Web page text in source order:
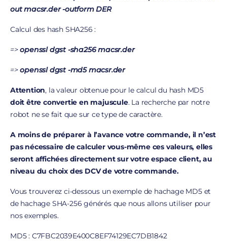
out macsr.der -outform DER
Calcul des hash SHA256 :
=>openssl dgst -sha256 macsr.der
=>openssl dgst -md5 macsr.der
Attention, la valeur obtenue pour le calcul du hash MD5
doit être convertie en majuscule. La recherche par notre
robot ne se fait que sur ce type de caractère.
A moins de préparer à l’avance votre commande, il n’est
pas nécessaire de calculer vous-même ces valeurs, elles
seront affichées directement sur votre espace client, au
niveau du choix des DCV de votre commande.
Vous trouverez ci-dessous un exemple de hachage MD5 et
de hachage SHA-256 générés que nous allons utiliser pour
nos exemples.
MD5 : C7FBC2039E400C8EF74129EC7DB1842